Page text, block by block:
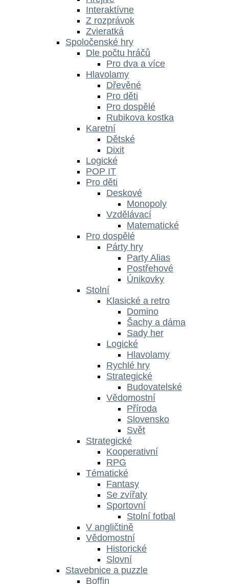
Interaktívne
Z rozprávok
Zvieratká
Spoločenské hry
Dle počtu hráčů
Pro dva a více
Hlavolamy
Dřevěné
Pro děti
Pro dospělé
Rubikova kostka
Karetní
Dětské
Dixit
Logické
POP IT
Pro děti
Deskové
Monopoly
Vzdělávací
Matematické
Pro dospělé
Párty hry
Party Alias
Postřehové
Únikovky
Stolní
Klasické a retro
Domino
Šachy a dáma
Sady her
Logické
Hlavolamy
Rychlé hry
Strategické
Budovatelské
Vědomostní
Příroda
Slovensko
Svět
Strategické
Kooperativní
RPG
Tématické
Fantasy
Se zvířaty
Sportovní
Stolní fotbal
V angličtině
Vědomostní
Historické
Slovní
Stavebnice a puzzle
Boffin